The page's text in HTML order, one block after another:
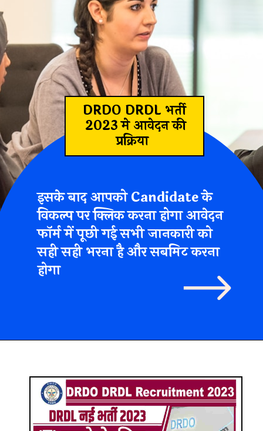
DRDO DRDL भर्ती
2023 मे आवेदन की
प्रक्रिया
इसके बाद आपको Candidate के
विकल्प पर क्लिक करना होगा आवेदन
फॉर्म में पूछी गई सभी जानकारी को
सही सही भरना है और सबमिट करना
होगा